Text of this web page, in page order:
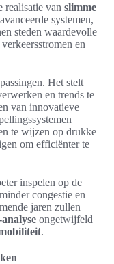
realisatie van slimme
systemen,
steden waardevolle
en
Het stelt
en trends te
van innovatieve
te wijzen op drukke
om efficiënter te
inspelen op de
congestie en
jaren zullen
ongetwijfeld
.